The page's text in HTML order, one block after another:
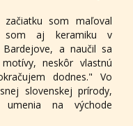
som maľoval
som aj keramiku v
a naučil sa
neskôr vlastnú
dodnes." Vo
slovenskej prírody,
na východe